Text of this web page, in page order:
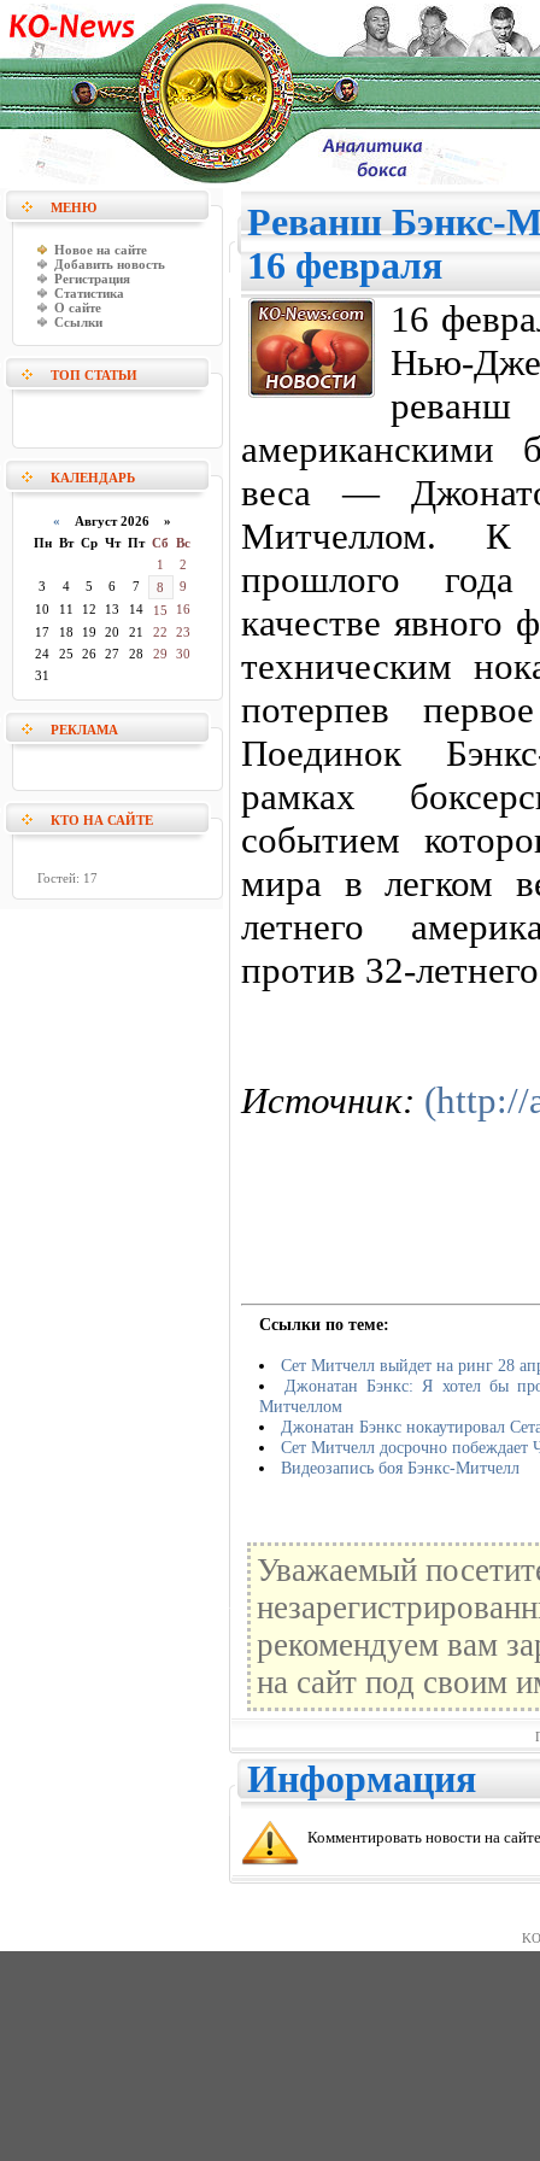
МЕНЮ
Новое на сайте
Добавить новость
Регистрация
Статистика
О сайте
Ссылки
ТОП СТАТЬИ
КАЛЕНДАРЬ
« Август 2026 »
Пн Вт Ср Чт Пт Сб Вс
1
2
3
4 5 6 7 8
9
10
11 12 13 14 15
16
17
18 19 20 21 22
23
24
25 26 27 28 29
30
31
РЕКЛАМА
КТО НА САЙТЕ
Гостей: 17
Реванш Бэнкс-
16 февраля
16
Нью-
американскими
веса —
Митчеллом. К
прошлого
качестве явного
техническим
потерпев
Поединок
рамках
событием
мира в легком
летнего
против 32-
Источник: (http://
Ссылки по теме:
Сет Митчелл выйдет на ринг 28
Джонатан Бэнкс: Я хотел бы
Митчеллом
Джонатан Бэнкс нокаутировал
Сет Митчелл досрочно побеждает
Видеозапись боя Бэнкс-Митчелл
Уважаемый
рекомендуем вам
на сайт под своим
Информация
Комментировать новости на